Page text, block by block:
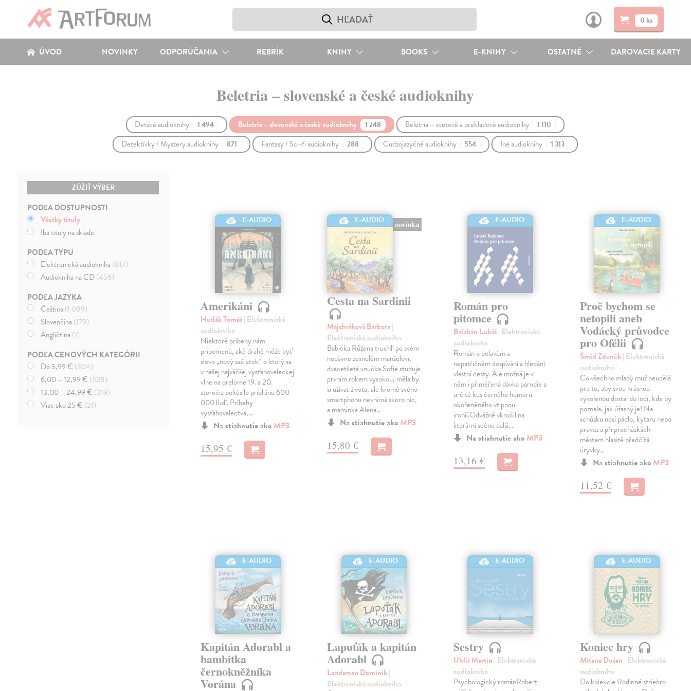
0 ks
ÚVOD NOVINKY ODPORÚČANIA REBRÍK KNIHY BOOKS E-KNIHY OSTATNÉ DAROVACIE KARTY
Beletria – slovenské a české audioknihy
Detské audioknihy 1 494 Beletria – slovenské a české audioknihy 1 248 Beletria – svetové a prekladové audioknihy 1 110
Detektívky / Mystery audioknihy 871 Fantasy / Sci-fi audioknihy 288 Cudzojazyčné audioknihy 554 Iné audioknihy 1 313
ZÚŽIŤ VÝBER
PODĽA DOSTUPNOSTI
Všetky tituly
Iba tituly na sklade
PODĽA TYPU
Elektronická audiokniha(817)
Audiokniha na CD(456)
PODĽA JAZYKA
Čeština(1 089)
Slovenčina(179)
Angličtina(1)
PODĽA CENOVÝCH KATEGÓRII
Do 5,99 € (304)
6,00 – 12,99 € (628)
13,00 – 24,99 € (319)
Viac ako 25 € (21)
E-AUDIO
Amerikáni
Hudák Tomáš| Elektronická
audiokniha
Niektoré príbehy nám
pripomenú, aké drahé môže byť
slovo „nový začiatok“ o ktorý sa
v našej najväčšej vysťahovaleckej
vlne na prelome 19. a 20.
storočia pokúsilo približne 600
000 ľudí. Príbehy
vysťahovalectva,…
Na stiahnutie ako MP3
15,95 €
E-AUDIO novinka
Cesta na Sardinii
Majchráková Barbora|
Elektronická audiokniha
Babička Růžena truchlí po svém
nedávno zesnulém manželovi,
dvacetiletá vnučka Sofie studuje
prvním rokem vysokou, měla by
si užívat života, ale kromě svého
smartphonu nevnímá skoro nic,
a maminka Alena…
Na stiahnutie ako MP3
15,80 €
E-AUDIO
Román pro
pitomce
Balabán Lukáš| Elektronická
audiokniha
Román o bolavém a
nepatřičném dospívání a hledání
vlastní cesty. Ale možná je v
něm i přiměřená dávka parodie a
určitě kus černého humoru
okořeněného vtipnou
ironií.Odvážně vkročil na
literární scénu další…
Na stiahnutie ako MP3
13,16 €
E-AUDIO
Proč bychom se
netopili aneb
Vodácký průvodce
pro Ofélii
Šmíd Zdeněk| Elektronická
audiokniha
Co všechno mladý muž neudělá
pro to, aby svou krásnou
vyvolenou dostal do lodi, kde by
poznala, jak úžasný je! Na
schůzku nosí pádlo, kytaru nebo
provaz a při procházkách
městem hlasitě předčítá
úryvky…
Na stiahnutie ako MP3
11,52 €
E-AUDIO
Kapitán Adorabl a
bambitka
černokněžníka
Vorána
E-AUDIO
Lapuťák a kapitán
Adorabl
Landsman Dominik|
Elektronická audiokniha
E-AUDIO
Sestry
Uhlíř Martin | Elektronická
audiokniha
Psychologický románRobert
E-AUDIO
Koniec hry
Mitana Dušan | Elektronická
audiokniha
Do kolekcie Rodinné striebro